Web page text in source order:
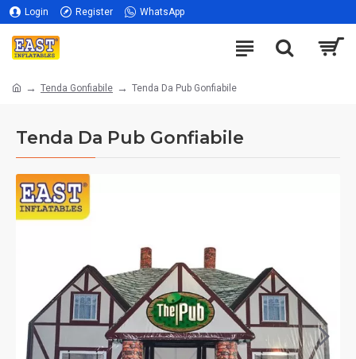
Login Register WhatsApp
Tenda Gonfiabile Tenda Da Pub Gonfiabile
Tenda Da Pub Gonfiabile